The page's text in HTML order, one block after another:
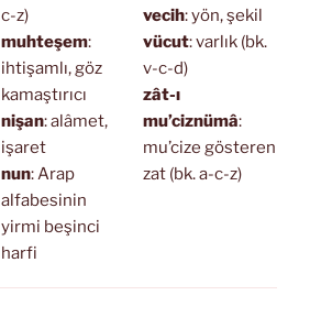
c-z)
muhteşem:
ihtişamlı, göz
kamaştırıcı
nişan: alâmet,
işaret
nun: Arap
alfabesinin
yirmi beşinci
harfi
vecih: yön, şekil
vücut: varlık (bk.
v-c-d)
zât-ı
mu’ciznümâ:
mu’cize gösteren
zat (bk. a-c-z)